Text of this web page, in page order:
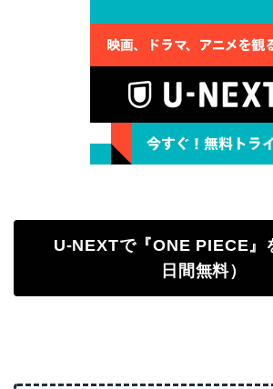
U-NEXTで『ONE PIECE』
日間無料）